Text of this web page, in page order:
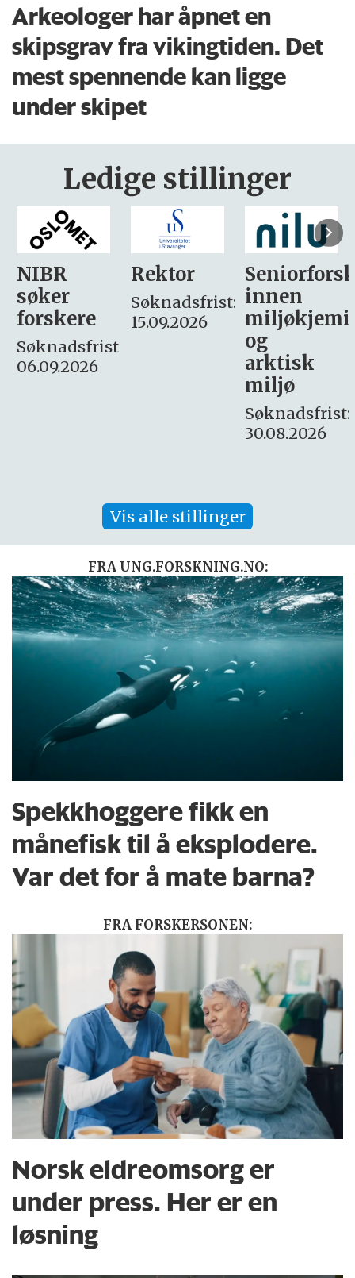
Arkeologer har åpnet en
skipsgrav fra vikingtiden. Det
mest spennende kan ligge
under skipet
Ledige stillinger
Rektor
Søknadsfrist:
15.09.2026
Seniorforsker
innen
miljøkjemi
søker
– fast
Søknadsfrist:
16. august.
Vis alle stillinger
FRA UNG.FORSKNING.NO:
Spekkhoggere fikk en
månefisk til å eksplodere.
Var det for å mate barna?
FRA FORSKERSONEN:
Norsk eldreomsorg er
under press. Her er en
løsning